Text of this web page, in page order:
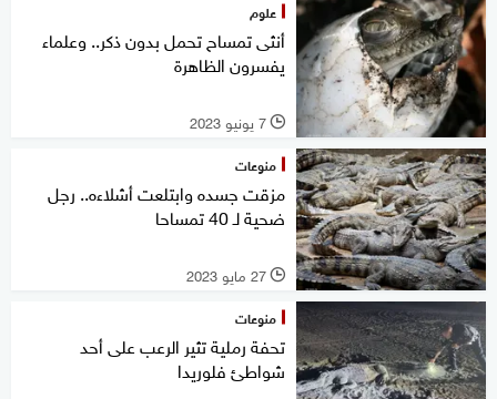
علوم
أنثى تمساح تحمل بدون ذكر.. وعلماء
يفسرون الظاهرة
l 7 يونيو 2023
منوعات
مزقت جسده وابتلعت أشلاءه.. رجل
ضحية لـ 40 تمساحا
l 27 مايو 2023
منوعات
تحفة رملية تثير الرعب على أحد
شواطئ فلوريدا